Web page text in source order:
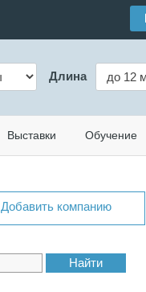
Длина
Выставки Обучение
Добавить компанию